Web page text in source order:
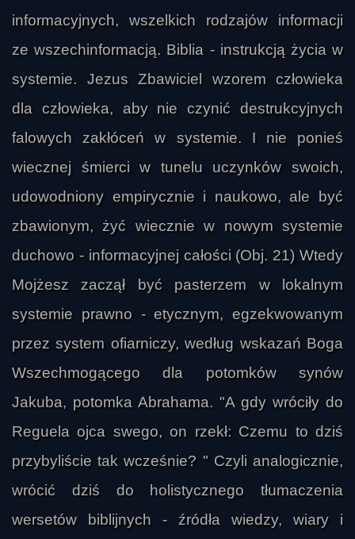
informacyjnych, wszelkich rodzajów informacji
ze wszechinformacją. Biblia - instrukcją życia w
systemie. Jezus Zbawiciel wzorem człowieka
dla człowieka, aby nie czynić destrukcyjnych
falowych zakłóceń w systemie. I nie ponieś
wiecznej śmierci w tunelu uczynków swoich,
udowodniony empirycznie i naukowo, ale być
zbawionym, żyć wiecznie w nowym systemie
duchowo - informacyjnej całości (Obj. 21) Wtedy
Mojżesz zaczął być pasterzem w lokalnym
systemie prawno - etycznym, egzekwowanym
przez system ofiarniczy, według wskazań Boga
Wszechmogącego dla potomków synów
Jakuba, potomka Abrahama. "A gdy wróciły do
Reguela ojca swego, on rzekł: Czemu to dziś
przybyliście tak wcześnie? " Czyli analogicznie,
wrócić dziś do holistycznego tłumaczenia
wersetów biblijnych - źródła wiedzy, wiary i